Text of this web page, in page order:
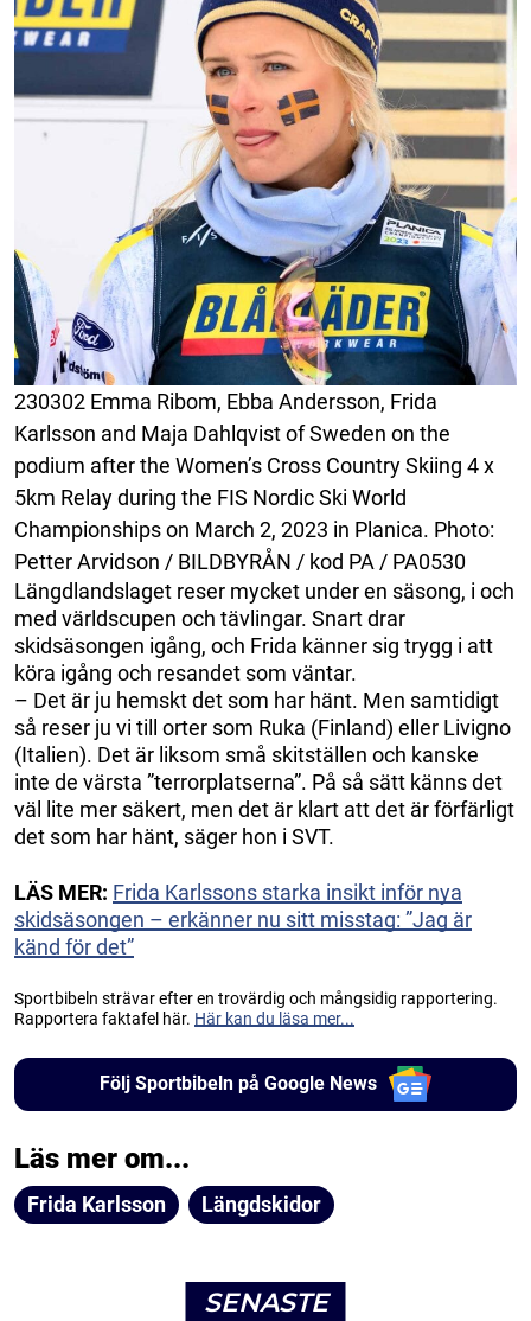
230302 Emma Ribom, Ebba Andersson, Frida
Karlsson and Maja Dahlqvist of Sweden on the
podium after the Women’s Cross Country Skiing 4 x
5km Relay during the FIS Nordic Ski World
Championships on March 2, 2023 in Planica. Photo:
Petter Arvidson / BILDBYRÅN / kod PA / PA0530
Längdlandslaget reser mycket under en säsong, i och
med världscupen och tävlingar. Snart drar
skidsäsongen igång, och Frida känner sig trygg i att
köra igång och resandet som väntar.
– Det är ju hemskt det som har hänt. Men samtidigt
så reser ju vi till orter som Ruka (Finland) eller Livigno
(Italien). Det är liksom små skitställen och kanske
inte de värsta ”terrorplatserna”. På så sätt känns det
väl lite mer säkert, men det är klart att det är förfärligt
det som har hänt, säger hon i SVT.
LÄS MER: Frida Karlssons starka insikt inför nya
skidsäsongen – erkänner nu sitt misstag: ”Jag är
känd för det”
Sportbibeln strävar efter en trovärdig och mångsidig rapportering.
Rapportera faktafel här. Här kan du läsa mer...
Följ Sportbibeln på Google News
Läs mer om...
Frida Karlsson Längdskidor
SENASTE